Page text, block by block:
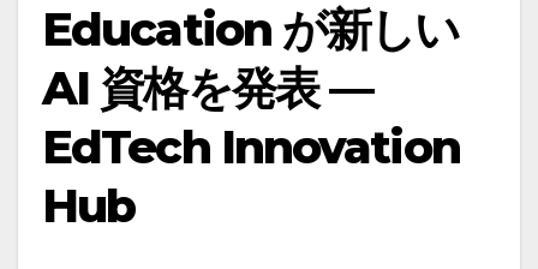
Education が新しい
AI 資格を発表 —
EdTech Innovation
Hub